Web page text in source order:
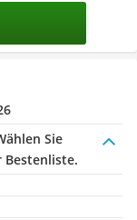
Sie
Bestenliste.